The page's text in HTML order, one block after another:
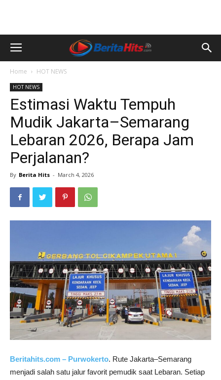
Home HOT NEWS
HOT NEWS
Estimasi Waktu Tempuh
Mudik Jakarta–Semarang
Lebaran 2026, Berapa Jam
Perjalanan?
By Berita Hits - March 4, 2026
Beritahits.com – Purwokerto. Rute Jakarta–Semarang
menjadi salah satu jalur favorit pemudik saat Lebaran. Setiap